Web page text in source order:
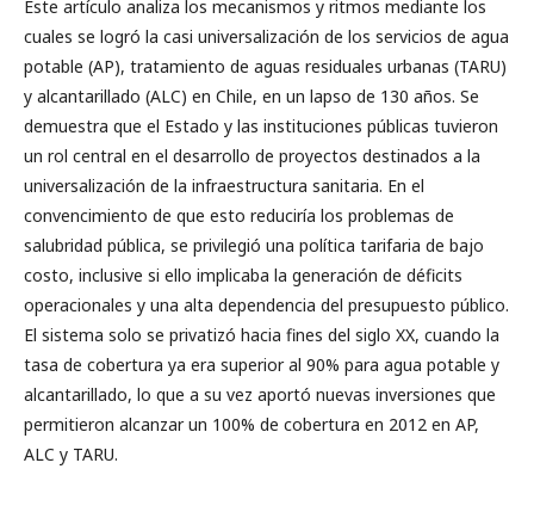
Este artículo analiza los mecanismos y ritmos mediante los
cuales se logró la casi universalización de los servicios de agua
potable (AP), tratamiento de aguas residuales urbanas (TARU)
y alcantarillado (ALC) en Chile, en un lapso de 130 años. Se
demuestra que el Estado y las instituciones públicas tuvieron
un rol central en el desarrollo de proyectos destinados a la
universalización de la infraestructura sanitaria. En el
convencimiento de que esto reduciría los problemas de
salubridad pública, se privilegió una política tarifaria de bajo
costo, inclusive si ello implicaba la generación de déficits
operacionales y una alta dependencia del presupuesto público.
El sistema solo se privatizó hacia fines del siglo XX, cuando la
tasa de cobertura ya era superior al 90% para agua potable y
alcantarillado, lo que a su vez aportó nuevas inversiones que
permitieron alcanzar un 100% de cobertura en 2012 en AP,
ALC y TARU.